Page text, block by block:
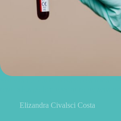
Elizandra Civalsci Costa